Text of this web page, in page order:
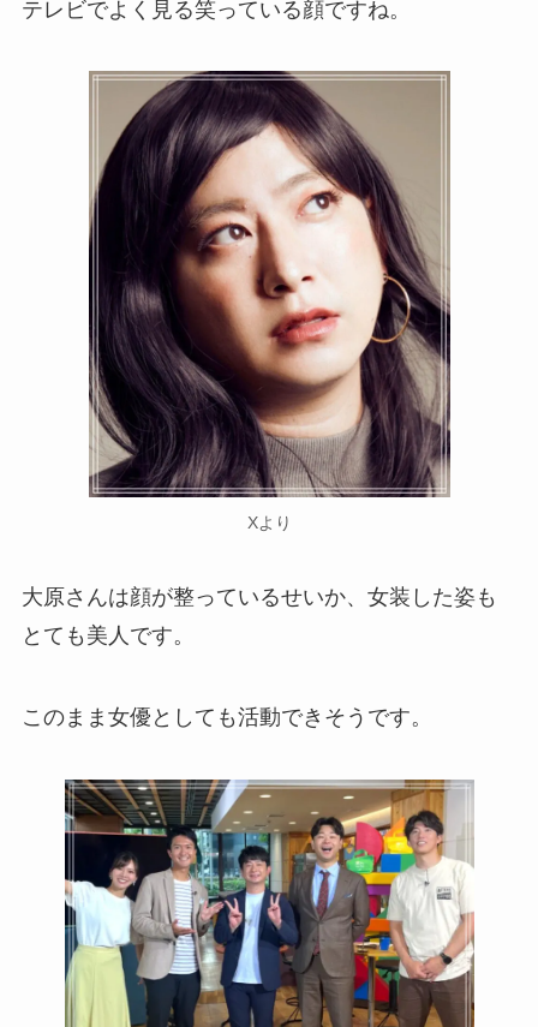
テレビでよく見る笑っている顔ですね。
Xより
大原さんは顔が整っているせいか、女装した姿も
とても美人です。
このまま女優としても活動できそうです。